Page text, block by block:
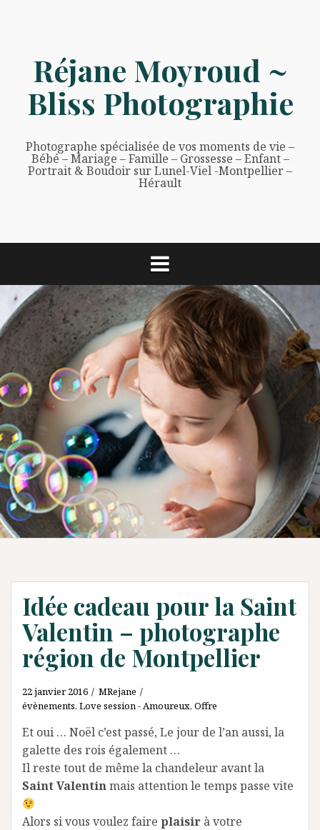
Réjane Moyroud ~
Bliss Photographie
Photographe spécialisée de vos moments de vie –
Bébé – Mariage – Famille – Grossesse – Enfant –
Portrait & Boudoir sur Lunel-Viel -Montpellier –
Hérault
Idée cadeau pour la Saint
Valentin – photographe
région de Montpellier
22 janvier 2016
MRejane
évènements, Love session - Amoureux, Offre
Et oui … Noël c’est passé, Le jour de l’an aussi, la
galette des rois également …
Il reste tout de même la chandeleur avant la
Saint Valentinmais attention le temps passe vite
Alors si vous voulez faire plaisir à votre